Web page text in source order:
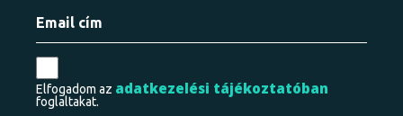
Elfogadom az adatkezelési tájékoztatóban
foglaltakat.